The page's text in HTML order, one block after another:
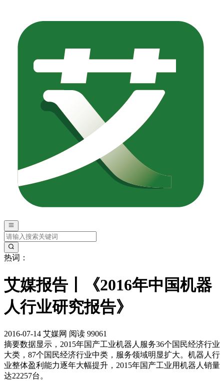
热词：
艾媒报告丨《2016年中国机器
人行业研究报告》
2016-07-14 艾媒网 阅读 99061
摘要数据显示，2015年国产工业机器人服务36个国民经济行业
大类，87个国民经济行业中类，服务领域明显扩大。机器人行
业整体盈利能力逐年大幅提升，2015年国产工业用机器人销量
达22257台。